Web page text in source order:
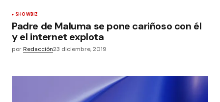
SHOWBIZ
Padre de Maluma se pone cariñoso con él
y el internet explota
porRedacción23 diciembre, 2019